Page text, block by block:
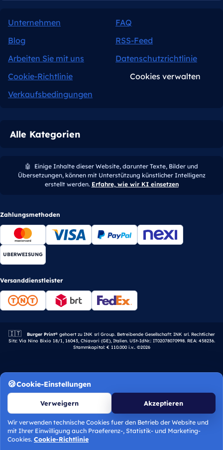
Unternehmen
FAQ
Blog
RSS-Feed
Arbeiten Sie mit uns
Datenschutzrichtlinie
Cookie-Richtlinie
Cookies verwalten
Verkaufsbedingungen
Alle Kategorien
🤖
Einige Inhalte dieser Website, darunter Texte, Bilder und
Übersetzungen, können mit Unterstützung künstlicher Intelligenz
erstellt werden. Erfahre, wie wir KI einsetzen
Zahlungsmethoden
UBERWEISUNG
Versanddienstleister
🇮🇹 Italienisches Unternehmen.
Burger Print®gehoert zu INK srl Group. Betreibende Gesellschaft: INK srl. Rechtlicher
Sitz: Via Nino Bixio 18/1, 16043, Chiavari (GE), Italien. USt-IdNr.: IT02078070998. REA: 458236.
Stammkapital: € 110.000 i.v.. ©2026
Cookie-Einstellungen
Verweigern Akzeptieren
Wir verwenden technische Cookies fuer den Betrieb der Website und
mit Ihrer Einwilligung auch Praeferenz-, Statistik- und Marketing-
Cookies. Cookie-RichtlinieAngebot berechnen